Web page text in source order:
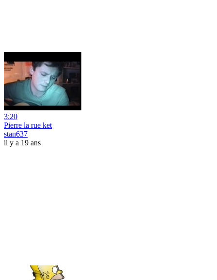
3:20
Pierre la rue ket
stan637
il y a 19 ans